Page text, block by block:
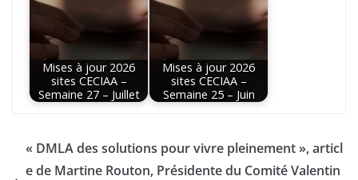
Mises à jour 2026
sites CECIAA –
Semaine 27 – Juillet
Mises à jour 2026
sites CECIAA –
Semaine 25 – Juin
« DMLA des solutions pour vivre pleinement », articl
e de Martine Routon, Présidente du Comité Valentin